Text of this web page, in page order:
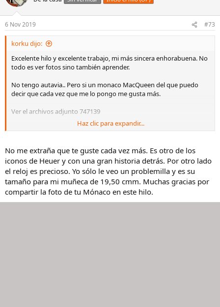
6 Nov 2019 #73
korku dijo:
Excelente hilo y excelente trabajo, mi más sincera enhorabuena. No
todo es ver fotos sino también aprender.
No tengo autavia.. Pero si un monaco MacQueen del que puedo
decir que cada vez que me lo pongo me gusta más.
Ver el archivos adjunto 747139
Enviado desde mi E6653 mediante Tapatalk
Haz clic para expandir...
No me extraña que te guste cada vez más. Es otro de los
iconos de Heuer y con una gran historia detrás. Por otro lado
el reloj es precioso. Yo sólo le veo un problemilla y es su
tamaño para mi muñeca de 19,50 cmm. Muchas gracias por
compartir la foto de tu Mónaco en este hilo.